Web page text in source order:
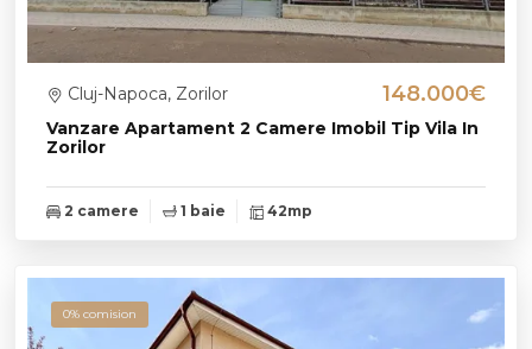
Vanzare Apartament 2 Camere Imobil Tip Vila In
Zorilor
Cluj-Napoca, Zorilor 148.000€
2 camere 1 baie 42mp
0% comision